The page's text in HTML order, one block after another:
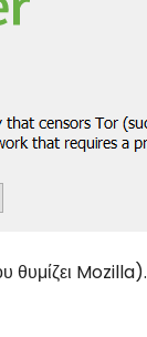
θυμίζει Mozilla).